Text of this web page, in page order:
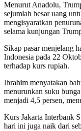
Menurut Anadolu,
sejumlah besar uang
mengisyaratkan
selama kunjungan
Sikap pasar menjelang
Indonesia pada 22
terhadap kurs rupiah.
Ibrahim menyatakan
menurunkan suku
menjadi 4,5 persen,
Kurs Jakarta Interbank
hari ini juga naik dari